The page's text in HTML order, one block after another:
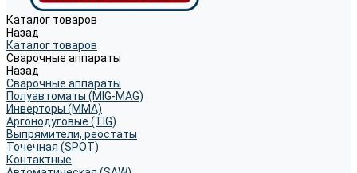
Каталог товаров
Назад
Каталог товаров
Сварочные аппараты
Назад
Сварочные аппараты
Полуавтоматы (MIG-MAG)
Инверторы (MMA)
Аргонодуговые (TIG)
Выпрямители, реостаты
Точечная (SPOT)
Контактные